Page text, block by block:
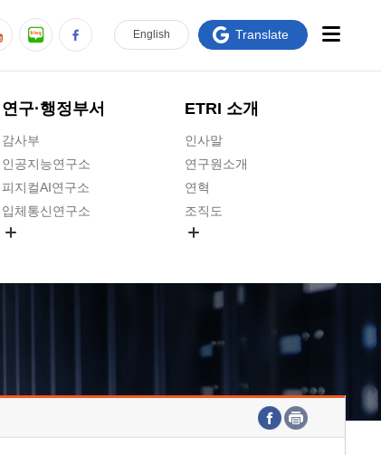
연구·행정부서
감사부
인공지능연구소
피지컬AI연구소
입체통신연구소
호남권연구본부
기획본부
ETRI 소개
인사말
연구원소개
연혁
조직도
연구원 고객헌장
주요업무연락처
English Translate